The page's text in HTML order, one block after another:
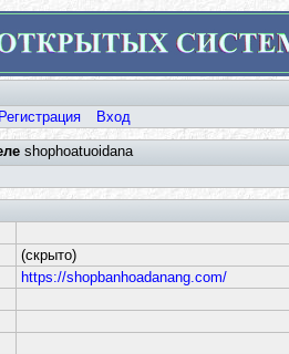
Регистрация Вход
shophoatuoidana
(скрыто)
https://shopbanhoadanang.com/